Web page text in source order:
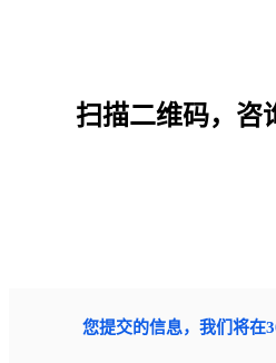
扫描二维码，咨
您提交的信息，我们将在